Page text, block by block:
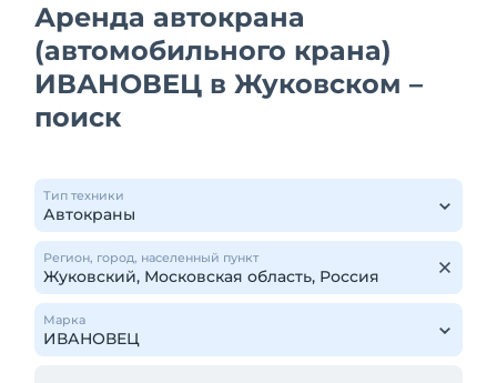
Аренда автокрана
(автомобильного крана)
ИВАНОВЕЦ в Жуковском –
поиск
Тип техники
Регион, город, населенный пункт
Марка